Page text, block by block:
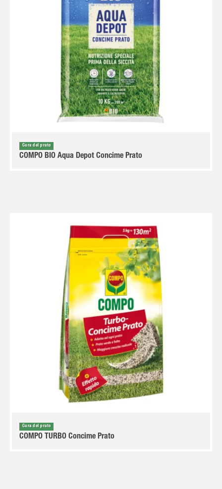
Cura del prato
COMPO BIO Aqua Depot Concime Prato
Cura del prato
COMPO TURBO Concime Prato